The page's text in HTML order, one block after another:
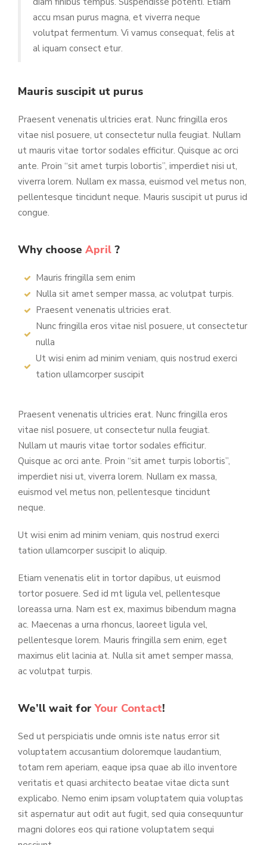
accu msan purus magna, et viverra neque
volutpat fermentum. Vi vamus consequat, felis at
al iquam consect etur.
Mauris suscipit ut purus
Praesent venenatis ultricies erat. Nunc fringilla eros
vitae nisl posuere, ut consectetur nulla feugiat. Nullam
ut mauris vitae tortor sodales efficitur. Quisque ac orci
ante. Proin “sit amet turpis lobortis”, imperdiet nisi ut,
viverra lorem. Nullam ex massa, euismod vel metus non,
pellentesque tincidunt neque. Mauris suscipit ut purus id
congue.
Why choose April ?
Mauris fringilla sem enim
Nulla sit amet semper massa, ac volutpat turpis.
Praesent venenatis ultricies erat.
Nunc fringilla eros vitae nisl posuere, ut consectetur
nulla
Ut wisi enim ad minim veniam, quis nostrud exerci
tation ullamcorper suscipit
Praesent venenatis ultricies erat. Nunc fringilla eros
vitae nisl posuere, ut consectetur nulla feugiat.
Nullam ut mauris vitae tortor sodales efficitur.
Quisque ac orci ante. Proin “sit amet turpis lobortis”,
imperdiet nisi ut, viverra lorem. Nullam ex massa,
euismod vel metus non, pellentesque tincidunt
neque.
Ut wisi enim ad minim veniam, quis nostrud exerci
tation ullamcorper suscipit lo aliquip.
Etiam venenatis elit in tortor dapibus, ut euismod
tortor posuere. Sed id mt ligula vel, pellentesque
loreassa urna. Nam est ex, maximus bibendum magna
ac. Maecenas a urna rhoncus, laoreet ligula vel,
pellentesque lorem. Mauris fringilla sem enim, eget
maximus elit lacinia at. Nulla sit amet semper massa,
ac volutpat turpis.
We’ll wait forYour Contact!
Sed ut perspiciatis unde omnis iste natus error sit
voluptatem accusantium doloremque laudantium,
totam rem aperiam, eaque ipsa quae ab illo inventore
veritatis et quasi architecto beatae vitae dicta sunt
explicabo. Nemo enim ipsam voluptatem quia voluptas
sit aspernatur aut odit aut fugit, sed quia consequuntur
magni dolores eos qui ratione voluptatem sequi